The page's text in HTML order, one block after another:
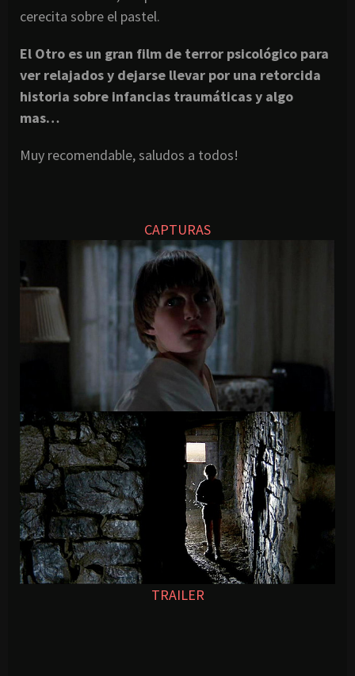
cerecita sobre el pastel.
El Otro es un gran film de terror psicológico para
ver relajados y dejarse llevar por una retorcida
historia sobre infancias traumáticas y algo
mas…
Muy recomendable, saludos a todos!
CAPTURAS
TRAILER